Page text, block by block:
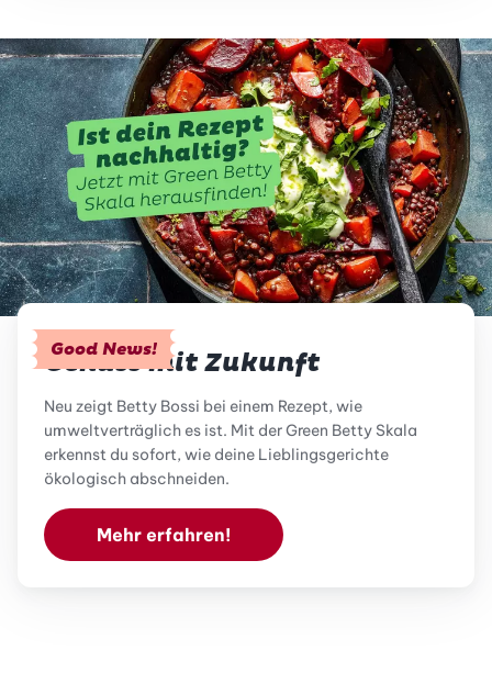
Good News!
Genuss mit Zukunft
Neu zeigt Betty Bossi bei einem Rezept, wie
umweltverträglich es ist. Mit der Green Betty Skala
erkennst du sofort, wie deine Lieblingsgerichte
ökologisch abschneiden.
Mehr erfahren!